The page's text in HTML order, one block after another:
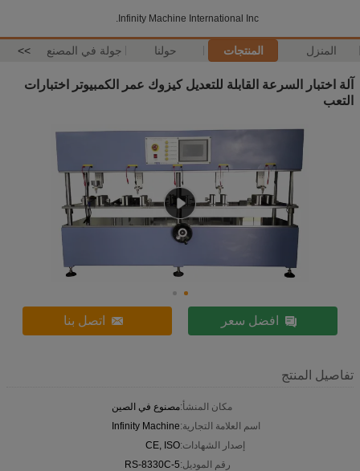
Infinity Machine International Inc.
المنزل المنتجات حولنا جولة في المصنع >>
آلة اختبار السرعة القابلة للتعديل كيزوك عمر الكمبيوتر اختبارات
التعب
افضل سعر اتصل بنا
تفاصيل المنتج
مكان المنشأ:مصنوع في الصين
اسم العلامة التجارية:Infinity Machine
إصدار الشهادات:CE, ISO
رقم الموديل:RS-8330C-5